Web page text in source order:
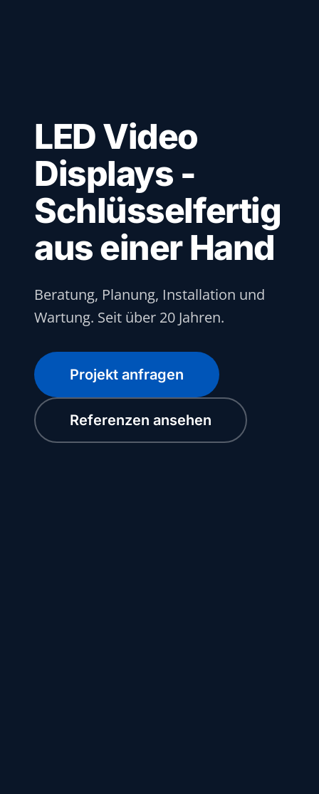
LED Video
Displays -
Schlüsselfertig
aus einer Hand
Beratung, Planung, Installation und
Wartung. Seit über 20 Jahren.
Projekt anfragen
Referenzen ansehen